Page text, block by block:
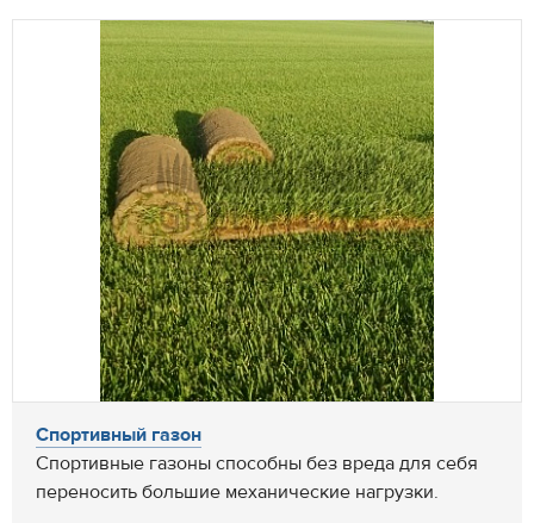
Спортивный газон
Спортивные газоны способны без вреда для себя
переносить большие механические нагрузки.